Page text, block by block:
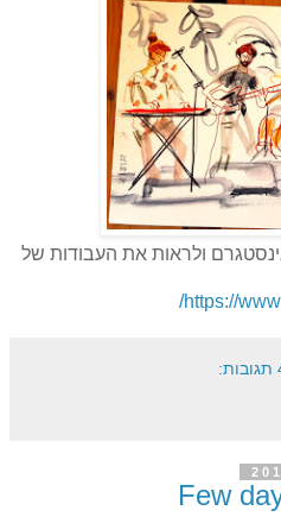
ולראות את העבודות של
https://
Few